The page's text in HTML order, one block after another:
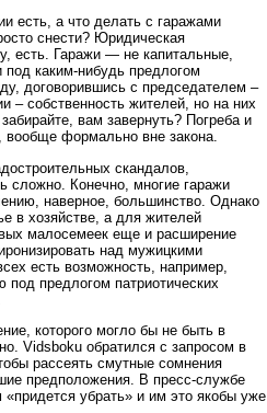
есть, а что делать с гаражами
снести? Юридическая
есть. Гаражи — не капитальные,
каким-нибудь предлогом
договорившись с председателем –
– собственность жителей, но на них
вам завернуть? Погреба и
формально вне закона.
скандалов,
сложно. Конечно, многие гаражи
наверное, большинство. Однако
в хозяйстве, а для жителей
малосемеек еще и расширение
над мужицкими
есть возможность, например,
предлогом патриотических
которого могло бы не быть в
Vidsboku обратился с запросом в
рассеять смутные сомнения
предположения. В пресс-службе
убрать» и им это якобы уже